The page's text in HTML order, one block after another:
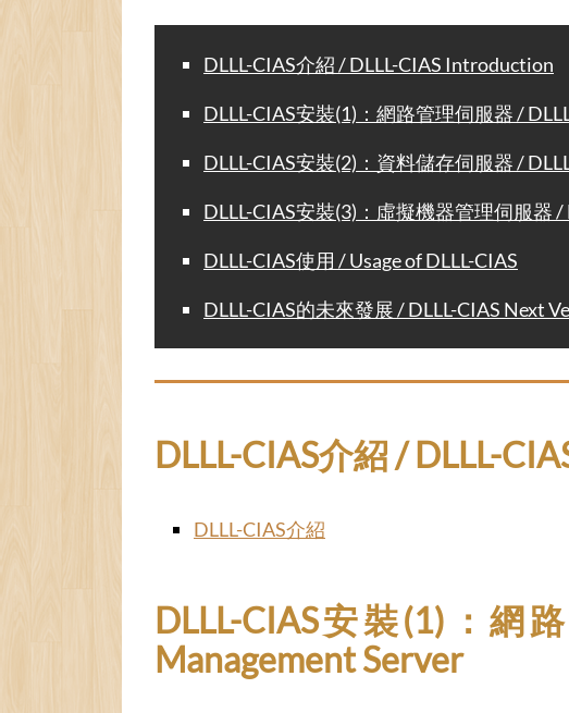
DLLL-CIAS介紹 / DLLL-CIAS Introduction
DLLL-CIAS安裝(1)：網路管理伺服器 /
DLLL-CIAS安裝(2)：資料儲存伺服器 /
DLLL-CIAS安裝(3)：虛擬機器管理伺服器
DLLL-CIAS使用 / Usage of DLLL-CIAS
DLLL-CIAS的未來發展 / DLLL-CIAS Next
DLLL-CIAS介紹 / DLLL-
DLLL-CIAS介紹
DLLL-CIAS安裝(1)：網
Management Server